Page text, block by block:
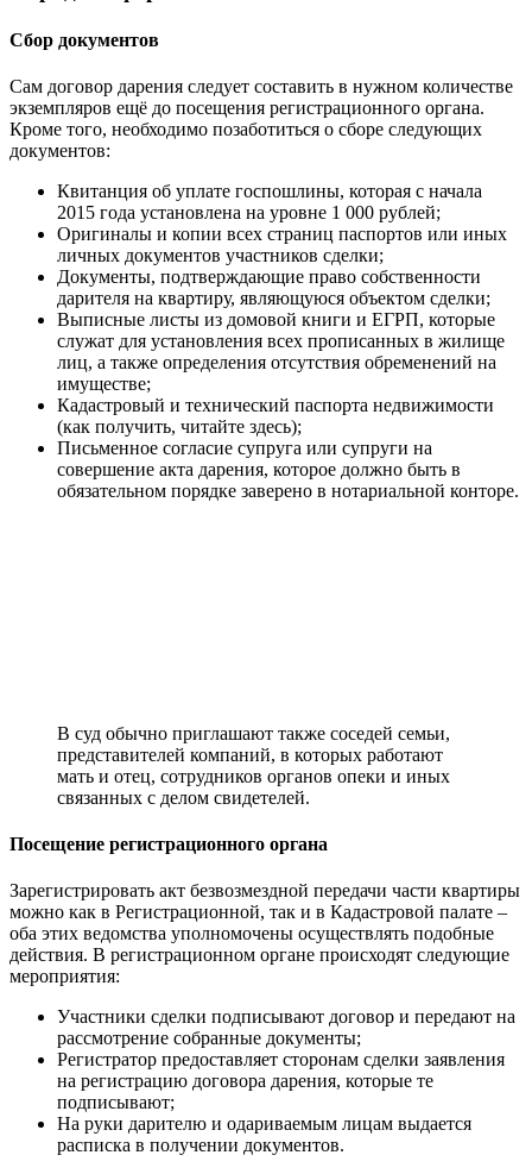
Сбор документов
Сам договор дарения следует составить в нужном количестве
экземпляров ещё до посещения регистрационного органа.
Кроме того, необходимо позаботиться о сборе следующих
документов:
Квитанция об уплате госпошлины, которая с начала
2015 года установлена на уровне 1 000 рублей;
Оригиналы и копии всех страниц паспортов или иных
личных документов участников сделки;
Документы, подтверждающие право собственности
дарителя на квартиру, являющуюся объектом сделки;
Выписные листы из домовой книги и ЕГРП, которые
служат для установления всех прописанных в жилище
лиц, а также определения отсутствия обременений на
имуществе;
Кадастровый и технический паспорта недвижимости
(как получить, читайте здесь);
Письменное согласие супруга или супруги на
совершение акта дарения, которое должно быть в
обязательном порядке заверено в нотариальной конторе.
В суд обычно приглашают также соседей семьи,
представителей компаний, в которых работают
мать и отец, сотрудников органов опеки и иных
связанных с делом свидетелей.
Посещение регистрационного органа
Зарегистрировать акт безвозмездной передачи части квартиры
можно как в Регистрационной, так и в Кадастровой палате –
оба этих ведомства уполномочены осуществлять подобные
действия. В регистрационном органе происходят следующие
мероприятия:
Участники сделки подписывают договор и передают на
рассмотрение собранные документы;
Регистратор предоставляет сторонам сделки заявления
на регистрацию договора дарения, которые те
подписывают;
На руки дарителю и одариваемым лицам выдается
расписка в получении документов.